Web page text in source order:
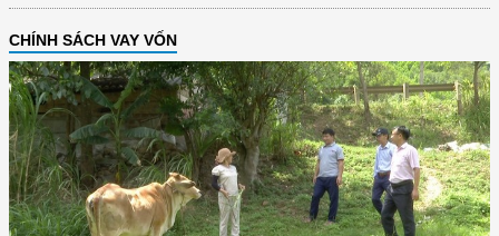
CHÍNH SÁCH VAY VỐN